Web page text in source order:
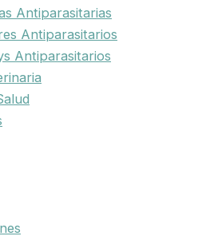
Antiparasitarias
Antiparasitarios
Antiparasitarios